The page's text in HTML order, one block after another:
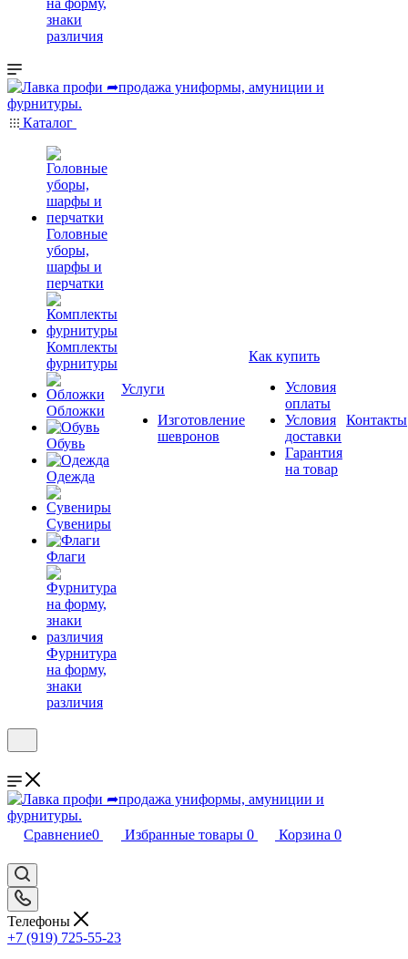
на форму,
знаки
различия
Каталог
Головные
уборы,
шарфы и
перчатки
Комплекты
фурнитуры
Обложки
Обувь
Одежда
Сувениры
Флаги
Фурнитура
на форму,
знаки
различия
Услуги
Изготовление
шевронов
Как купить
Условия
оплаты
Условия
доставки
Гарантия
на товар
Контакты
Сравнение0 Избранные товары 0 Корзина 0
Телефоны
+7 (919) 725-55-23